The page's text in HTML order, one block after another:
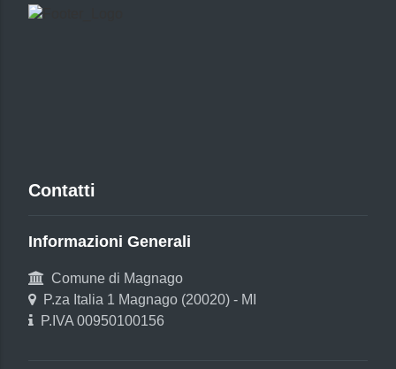
Contatti
Informazioni Generali
Comune di Magnago
P.za Italia 1 Magnago (20020) - MI
P.IVA 00950100156